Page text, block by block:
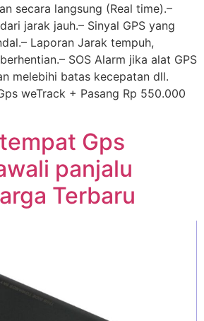
secara langsung (Real time).–
jarak jauh.– Sinyal GPS yang
Laporan Jarak tempuh,
SOS Alarm jika alat GPS
melebihi batas kecepatan dll.
weTrack + Pasang Rp 550.000
Gps
panjalu
Terbaru